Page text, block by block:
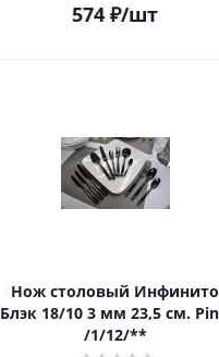
574 ₽/шт
Нож столовый Инфинито
Блэк 18/10 3 мм 23,5 см. Pinti
/1/12/**